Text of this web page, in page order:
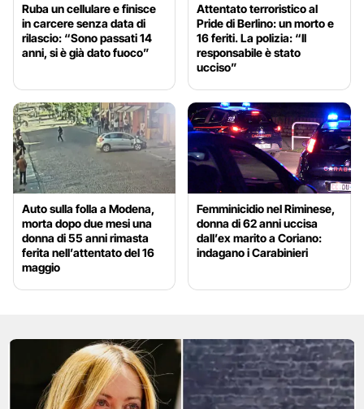
Ruba un cellulare e finisce
in carcere senza data di
rilascio: “Sono passati 14
anni, si è già dato fuoco”
Attentato terroristico al
Pride di Berlino: un morto e
16 feriti. La polizia: “Il
responsabile è stato
ucciso”
Auto sulla folla a Modena,
morta dopo due mesi una
donna di 55 anni rimasta
ferita nell’attentato del 16
maggio
Femminicidio nel Riminese,
donna di 62 anni uccisa
dall’ex marito a Coriano:
indagano i Carabinieri